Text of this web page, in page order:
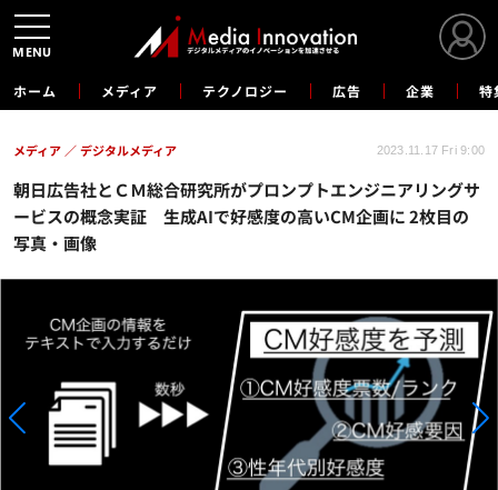
ホーム メディア テクノロジー 広告 企業 特
朝日広告社とＣＭ総合研究所がプロンプトエンジニアリングサ
ービスの概念実証 生成AIで好感度の高いCM企画に 2枚目の
写真・画像
メディア デジタルメディア 2023.11.17 Fri 9:00
MENU